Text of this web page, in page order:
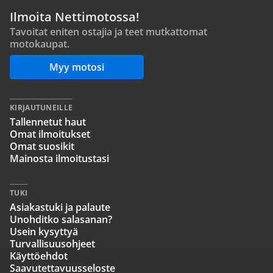
Ilmoita Nettimotossa!
Tavoitat eniten ostajia ja teet mutkattomat
motokaupat.
Myy motosi
KIRJAUTUNEILLE
Tallennetut haut
Omat ilmoitukset
Omat suosikit
Mainosta ilmoitustasi
TUKI
Asiakastuki ja palaute
Unohditko salasanan?
Usein kysyttyä
Turvallisuusohjeet
Käyttöehdot
Saavutettavuusseloste